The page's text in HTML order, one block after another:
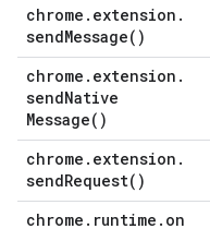
chrome . extension .
sendMessage( )
chrome . extension .
sendNative
Message( )
chrome . extension .
sendRequest( )
chrome . runtime . on